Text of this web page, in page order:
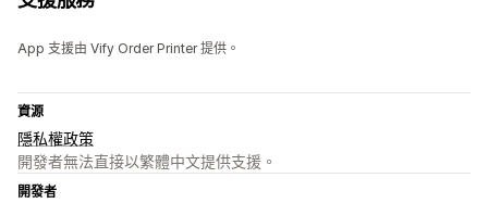
App 支援由 Vify Order Printer 提供。
資源
隱私權政策
開發者無法直接以繁體中文提供支援。
開發者